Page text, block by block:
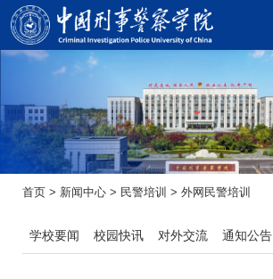
首页 > 新闻中心 > 民警培训 > 外网民警培训
学校要闻 校园快讯 对外交流 通知公告